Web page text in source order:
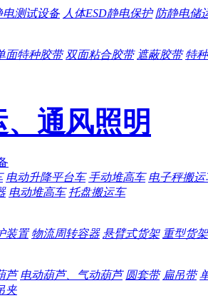
电测试设备 人体ESD静电保护 防静电储
面特种胶带 双面粘合胶带 遮蔽胶带 特
通风照明
电动升降平台车 手动堆高车 电子秤搬运
电动堆高车 托盘搬运车
装置 物流周转容器 悬臂式货架 重型货架
芦 电动葫芦、气动葫芦 圆套带 扁吊带
夹